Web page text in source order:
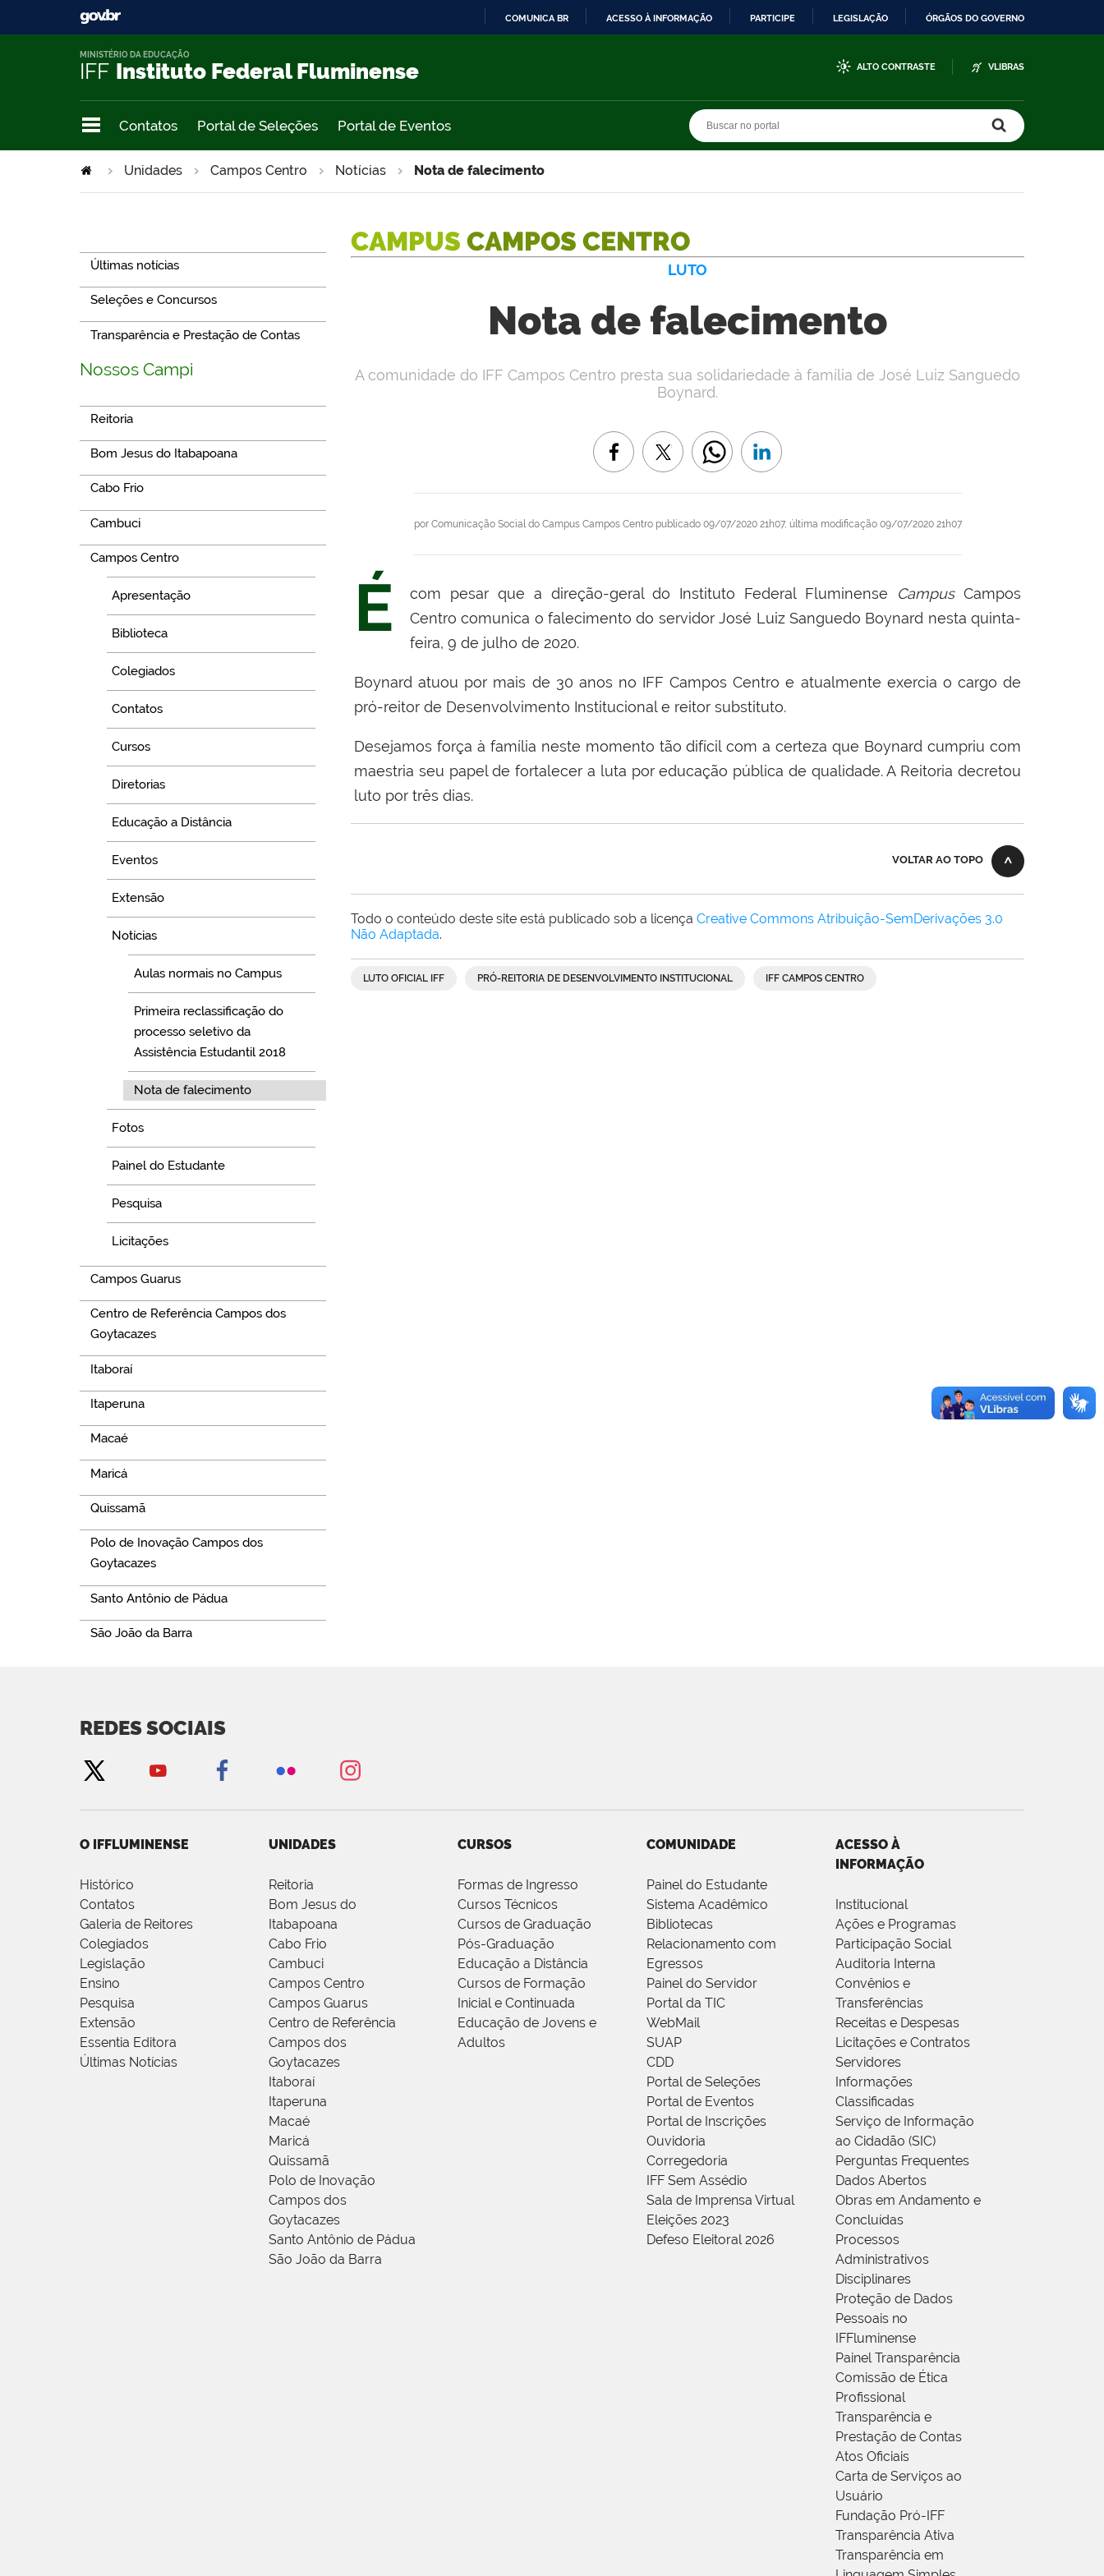
COMUNICA BR ACESSO À INFORMAÇÃO PARTICIPE LEGISLAÇÃO ÓRGÃOS DO GOVERNO
IFF Instituto Federal Fluminense
MINISTÉRIO DA EDUCAÇÃO
ALTO CONTRASTE VLIBRAS
Contatos Portal de Seleções Portal de Eventos
Unidades Campos Centro Notícias Nota de falecimento
Últimas notícias
Seleções e Concursos
Transparência e Prestação de Contas
Nossos Campi
Reitoria
Bom Jesus do Itabapoana
Cabo Frio
Cambuci
Campos Centro
Apresentação
Biblioteca
Colegiados
Contatos
Cursos
Diretorias
Educação a Distância
Eventos
Extensão
Notícias
Aulas normais no Campus
Primeira reclassificação do
processo seletivo da
Assistência Estudantil 2018
Nota de falecimento
Fotos
Painel do Estudante
Pesquisa
Licitações
Campos Guarus
Centro de Referência Campos dos
Goytacazes
Itaboraí
Itaperuna
Macaé
Maricá
Quissamã
Polo de Inovação Campos dos
Goytacazes
Santo Antônio de Pádua
São João da Barra
CAMPUS CAMPOS CENTRO
LUTO
Nota de falecimento
por Comunicação Social do Campus Campos Centro publicado09/07/2020 21h07, última modificação09/07/2020 21h07
A comunidade do IFF Campos Centro presta sua solidariedade à família de José Luiz Sanguedo
Boynard.
É com pesar que a direção-geral do Instituto Federal Fluminense CampusCampos
Centro comunica o falecimento do servidor José Luiz Sanguedo Boynard nesta quinta-
feira, 9 de julho de 2020.
Boynard atuou por mais de 30 anos no IFF Campos Centro e atualmente exercia o cargo de
pró-reitor de Desenvolvimento Institucional e reitor substituto.
Desejamos força à família neste momento tão difícil com a certeza que Boynard cumpriu com
maestria seu papel de fortalecer a luta por educação pública de qualidade. A Reitoria decretou
luto por três dias.
VOLTAR AO TOPO
Todo o conteúdo deste site está publicado sob a licença Creative Commons Atribuição-SemDerivações 3.0
Não Adaptada.
LUTO OFICIAL IFF PRÓ-REITORIA DE DESENVOLVIMENTO INSTITUCIONAL IFF CAMPOS CENTRO
REDES SOCIAIS
O IFFLUMINENSE
Histórico
Contatos
Galeria de Reitores
Colegiados
Legislação
Ensino
Pesquisa
Extensão
Essentia Editora
Últimas Notícias
UNIDADES
Reitoria
Bom Jesus do
Itabapoana
Cabo Frio
Cambuci
Campos Centro
Campos Guarus
Centro de Referência
Campos dos
Goytacazes
Itaboraí
Itaperuna
Macaé
Maricá
Quissamã
Polo de Inovação
Campos dos
Goytacazes
Santo Antônio de Pádua
São João da Barra
CURSOS
Formas de Ingresso
Cursos Técnicos
Cursos de Graduação
Pós-Graduação
Educação a Distância
Cursos de Formação
Inicial e Continuada
Educação de Jovens e
Adultos
COMUNIDADE
Painel do Estudante
Sistema Acadêmico
Bibliotecas
Relacionamento com
Egressos
Painel do Servidor
Portal da TIC
WebMail
SUAP
CDD
Portal de Seleções
Portal de Eventos
Portal de Inscrições
Ouvidoria
Corregedoria
IFF Sem Assédio
Sala de Imprensa Virtual
Eleições 2023
Defeso Eleitoral 2026
ACESSO À
INFORMAÇÃO
Institucional
Ações e Programas
Participação Social
Auditoria Interna
Convênios e
Transferências
Receitas e Despesas
Licitações e Contratos
Servidores
Informações
Classificadas
Serviço de Informação
ao Cidadão (SIC)
Perguntas Frequentes
Dados Abertos
Obras em Andamento e
Concluídas
Processos
Administrativos
Disciplinares
Proteção de Dados
Pessoais no
IFFluminense
Painel Transparência
Comissão de Ética
Profissional
Transparência e
Prestação de Contas
Atos Oficiais
Carta de Serviços ao
Usuário
Fundação Pró-IFF
Transparência Ativa
Transparência em